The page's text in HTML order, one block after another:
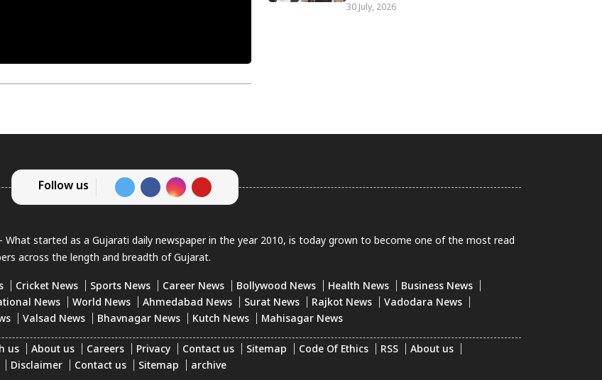
30 July, 2026
Follow us
What started as a Gujarati daily newspaper in the year 2010, is today grown to become one of the most read
across the length and breadth of Gujarat.
Cricket News Sports News Career News Bollywood News Health News
Business News
News World News Ahmedabad News Surat News Rajkot News
Vadodara News
Valsad News Bhavnagar News Kutch News Mahisagar News
us About us Careers Privacy Contact us Sitemap Code Of Ethics RSS
About us
Disclaimer Contact us Sitemap archive